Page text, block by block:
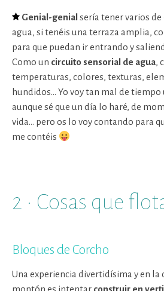
Genial-genial sería tener varios
agua, si tenéis una terraza amplia,
para que puedan ir entrando y
Como un circuito sensorial de agua,
temperaturas, colores, texturas,
hundidos… Yo voy tan mal de
aunque sé que un día lo haré, de
vida… pero os lo voy contando para
me contéis
2 · Cosas que
Bloques de Corcho
Una experiencia divertidísima y en la